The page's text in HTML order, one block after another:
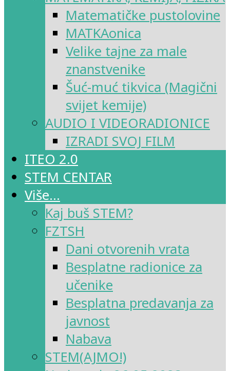
Matematičke pustolovine
MATKAonica
Velike tajne za male
znanstvenike
Šuć-muć tikvica (Magični
svijet kemije)
AUDIO I VIDEORADIONICE
IZRADI SVOJ FILM
ITEO 2.0
STEM CENTAR
Više…
Kaj buš STEM?
FZTSH
Dani otvorenih vrata
Besplatne radionice za
učenike
Besplatna predavanja za
javnost
Nabava
STEM(AJMO!)